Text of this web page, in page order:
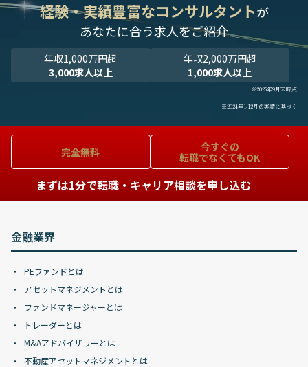
経験・実績豊富なコンサルタントが
あなたに合う求人をご紹介
年収1,000万円超
3,000求人以上
年収2,000万円超
1,000求人以上
※2025年9月末時点
※2024年1-12月の実績に基づく
完全無料
今すぐの
転職でなくてもOK
まずは1分で転職・キャリア相談を申し込む
金融業界
PEファンドとは
アセットマネジメントとは
ファンドマネージャーとは
トレーダーとは
M&Aアドバイザリーとは
不動産アセットマネジメントとは